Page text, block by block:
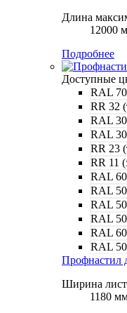
Длина
12000
Подробнее
Доступные
RAL
RR 32
RAL
RAL
RR 23
RR 11
RAL
RAL
RAL
RAL
RAL
RAL
Профнастил
Ширина
1180